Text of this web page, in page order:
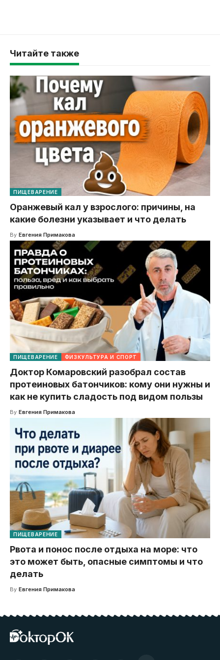
Читайте также
ПИЩЕВАРЕНИЕ
Оранжевый кал у взрослого: причины, на
какие болезни указывает и что делать
By Евгения Примакова
ПИЩЕВАРЕНИЕ ФИЗКУЛЬТУРА И СПОРТ
Доктор Комаровский разобрал состав
протеиновых батончиков: кому они нужны и
как не купить сладость под видом пользы
By Евгения Примакова
ПИЩЕВАРЕНИЕ
Рвота и понос после отдыха на море: что
это может быть, опасные симптомы и что
делать
By Евгения Примакова